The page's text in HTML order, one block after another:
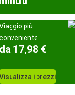
Viaggio più
conveniente
da 17,98 €
Visualizza i prezzi